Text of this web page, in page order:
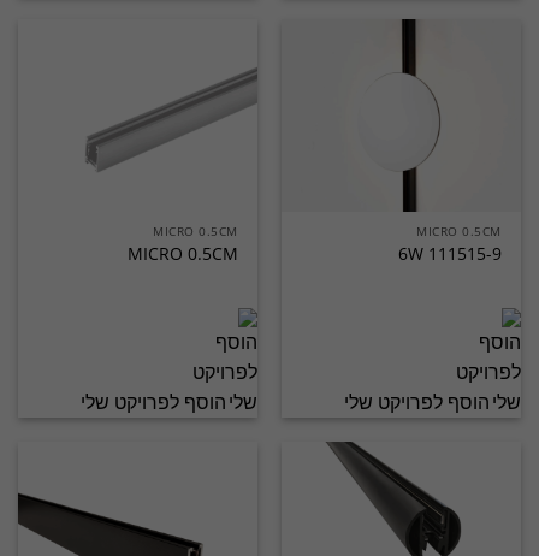
MICRO 0.5CM
6W 111515-9
הוסף לפרויקט שלי
MICRO 0.5CM
MICRO 0.5CM
הוסף לפרויקט שלי